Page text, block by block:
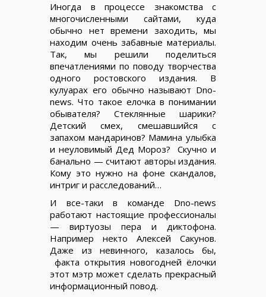
Иногда в процессе знакомства с
многочисленными сайтами, куда
обычно нет времени заходить, мы
находим очень забавные материалы.
Так, мы решили поделиться
впечатлениями по поводу творчества
одного ростовского издания. В
кулуарах его обычно называют Dno-
news. Что такое елочка в понимании
обывателя? Стеклянные шарики?
Детский смех, смешавшийся с
запахом мандаринов? Мамина улыбка
и неуловимый Дед Мороз? Скучно и
банально — считают авторы издания.
Кому это нужно на фоне скандалов,
интриг и расследований…
И все-таки в команде Dno-news
работают настоящие профессионалы
— виртуозы пера и диктофона.
Например некто Алексей Сакунов.
Даже из невинного, казалось бы,
факта открытия новогодней ёлочки
этот мэтр может сделать прекрасный
информационный повод.